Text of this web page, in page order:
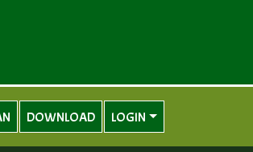
DOWNLOAD LOGIN